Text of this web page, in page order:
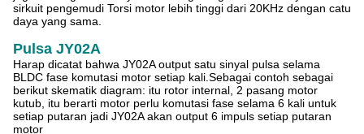
sirkuit pengemudi Torsi motor lebih tinggi dari 20KHz dengan catu
daya yang sama.
Pulsa JY02A
Harap dicatat bahwa JY02A output satu sinyal pulsa selama
BLDC fase komutasi motor setiap kali.Sebagai contoh sebagai
berikut skematik diagram: itu rotor internal, 2 pasang motor
kutub, itu berarti motor perlu komutasi fase selama 6 kali untuk
setiap putaran jadi JY02A akan output 6 impuls setiap putaran
motor